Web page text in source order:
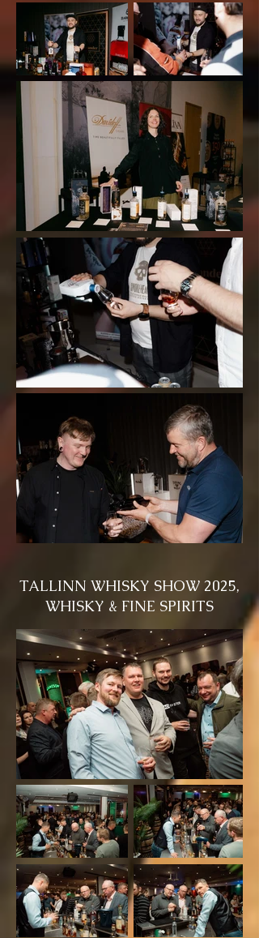
TALLINN WHISKY SHOW 2025,
WHISKY & FINE SPIRITS